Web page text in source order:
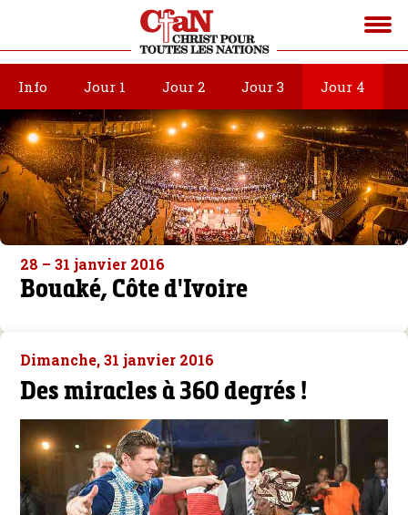
Info Jour 1 Jour 2 Jour 3 Jour 4
28 – 31 janvier 2016
Bouaké, Côte d'Ivoire
Dimanche, 31 janvier 2016
Des miracles à 360 degrés !